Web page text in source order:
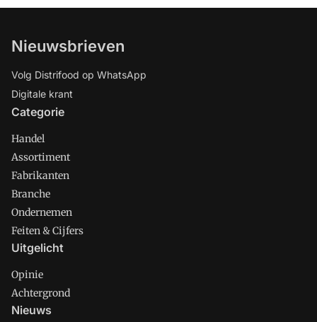
Nieuwsbrieven
Volg Distrifood op WhatsApp
Digitale krant
Categorie
Handel
Assortiment
Fabrikanten
Branche
Ondernemen
Feiten & Cijfers
Uitgelicht
Opinie
Achtergrond
Nieuws